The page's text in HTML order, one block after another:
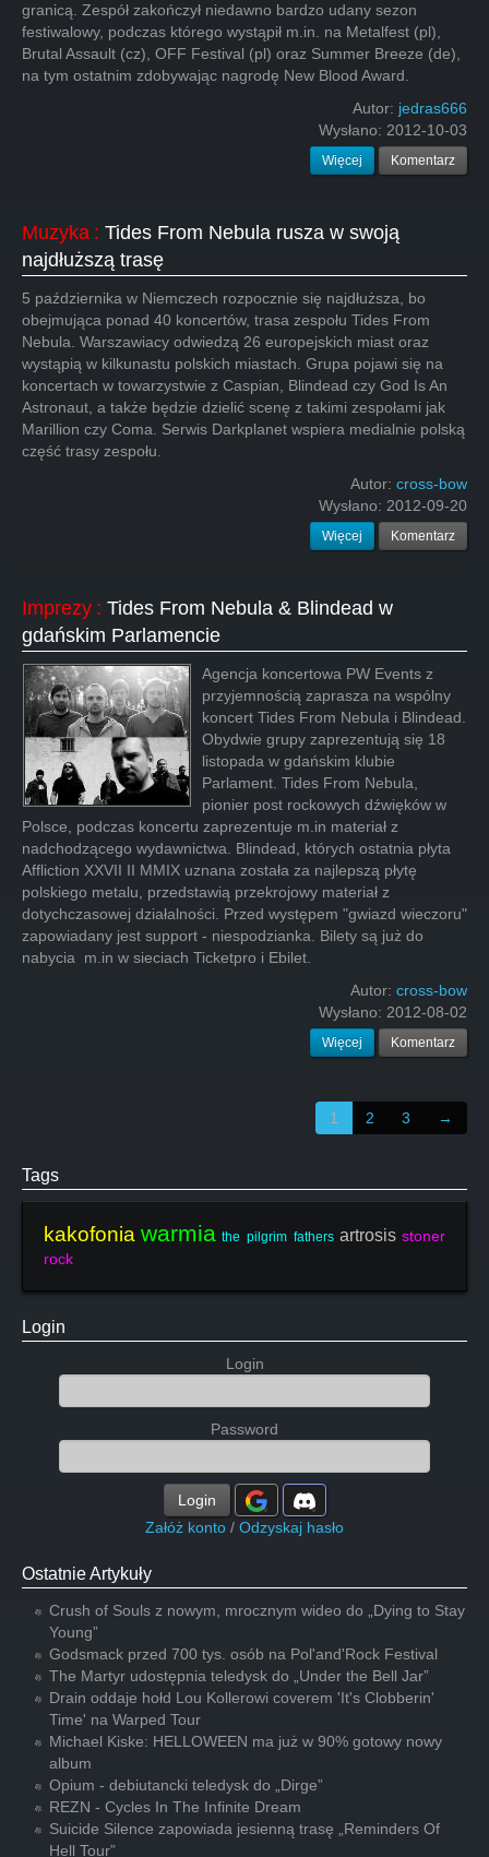
granicą. Zespół zakończył niedawno bardzo udany sezon
festiwalowy, podczas którego wystąpił m.in. na Metalfest (pl),
Brutal Assault (cz), OFF Festival (pl) oraz Summer Breeze (de),
na tym ostatnim zdobywając nagrodę New Blood Award.
Autor: jedras666
Wysłano: 2012-10-03
Więcej Komentarz
Muzyka : Tides From Nebula rusza w swoją
najdłuższą trasę
5 października w Niemczech rozpocznie się najdłuższa, bo
obejmująca ponad 40 koncertów, trasa zespołu Tides From
Nebula. Warszawiacy odwiedzą 26 europejskich miast oraz
wystąpią w kilkunastu polskich miastach. Grupa pojawi się na
koncertach w towarzystwie z Caspian, Blindead czy God Is An
Astronaut, a także będzie dzielić scenę z takimi zespołami jak
Marillion czy Coma. Serwis Darkplanet wspiera medialnie polską
część trasy zespołu.
Autor: cross-bow
Wysłano: 2012-09-20
Więcej Komentarz
Imprezy : Tides From Nebula & Blindead w
gdańskim Parlamencie
Agencja koncertowa PW Events z
przyjemnością zaprasza na wspólny
koncert Tides From Nebula i Blindead.
Obydwie grupy zaprezentują się 18
listopada w gdańskim klubie
Parlament. Tides From Nebula,
pionier post rockowych dźwięków w
Polsce, podczas koncertu zaprezentuje m.in materiał z
nadchodzącego wydawnictwa. Blindead, których ostatnia płyta
Affliction XXVII II MMIX uznana została za najlepszą płytę
polskiego metalu, przedstawią przekrojowy materiał z
dotychczasowej działalności. Przed występem "gwiazd wieczoru"
zapowiadany jest support - niespodzianka. Bilety są już do
nabycia m.in w sieciach Ticketpro i Ebilet.
Autor: cross-bow
Wysłano: 2012-08-02
Więcej Komentarz
1 2 3 →
Tags
kakofonia warmia the pilgrim fathers artrosis stoner
rock
Login
Login
Password
Login
Załóż konto / Odzyskaj hasło
Ostatnie Artykuły
Crush of Souls z nowym, mrocznym wideo do „Dying to Stay
Young”
Godsmack przed 700 tys. osób na Pol'and'Rock Festival
The Martyr udostępnia teledysk do „Under the Bell Jar”
Drain oddaje hołd Lou Kollerowi coverem 'It's Clobberin'
Time' na Warped Tour
Michael Kiske: HELLOWEEN ma już w 90% gotowy nowy
album
Opium - debiutancki teledysk do „Dirge”
REZN - Cycles In The Infinite Dream
Suicide Silence zapowiada jesienną trasę „Reminders Of
Hell Tour”